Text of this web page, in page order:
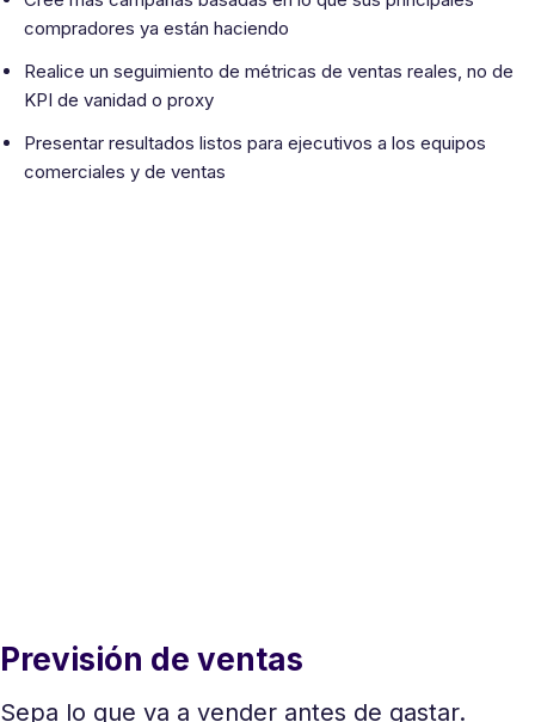
compradores ya están haciendo
Realice un seguimiento de métricas de ventas reales, no de
KPI de vanidad o proxy
Presentar resultados listos para ejecutivos a los equipos
comerciales y de ventas
Previsión de ventas
Sepa lo que va a vender antes de gastar.